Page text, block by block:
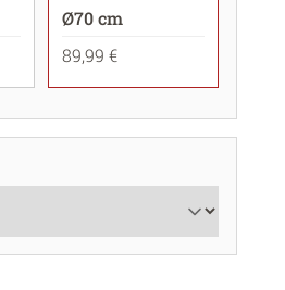
Ø70 cm
89,99 €